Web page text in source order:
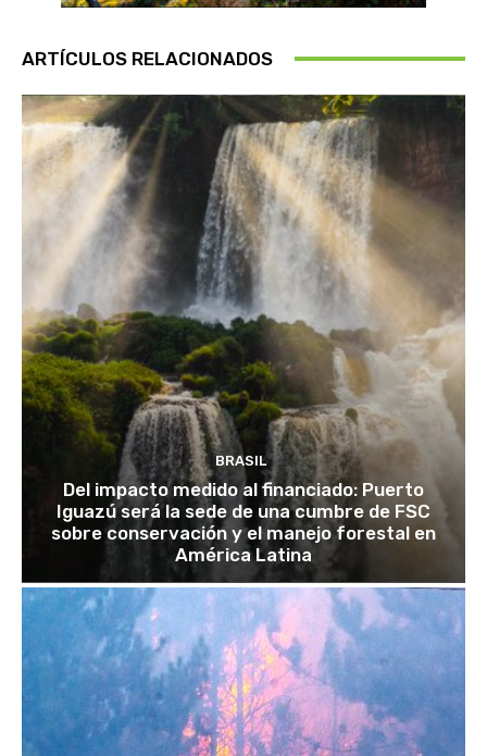
ARTÍCULOS RELACIONADOS
BRASIL
Del impacto medido al financiado: Puerto
Iguazú será la sede de una cumbre de FSC
sobre conservación y el manejo forestal en
América Latina